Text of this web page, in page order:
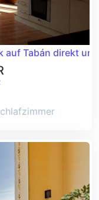
auf Tabán direkt